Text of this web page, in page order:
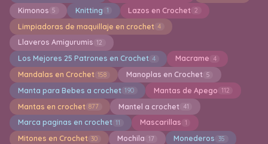
Kimonos 5 Knitting 1 Lazos en Crochet 2
Limpiadoras de maquillaje en crochet 4
Llaveros Amigurumis 12
Los Mejores 25 Patrones en Crochet 4 Macrame 4
Mandalas en Crochet 158 Manoplas en Crochet 5
Manta para Bebes a crochet 190 Mantas de Apego 112
Mantas en crochet 877 Mantel a crochet 41
Marca paginas en crochet 11 Mascarillas 1
Mitones en Crochet 30 Mochila 17 Monederos 35